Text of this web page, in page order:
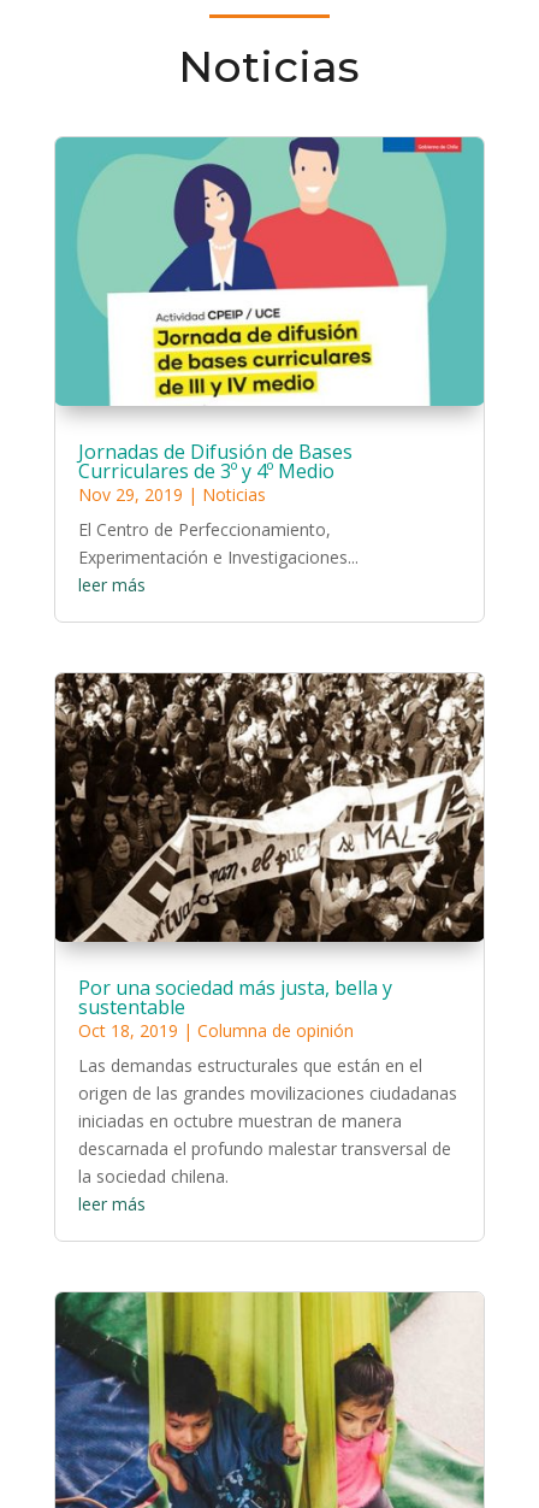
Noticias
Jornadas de Difusión de Bases
Curriculares de 3º y 4º Medio
Nov 29, 2019 | Noticias
El Centro de Perfeccionamiento,
Experimentación e Investigaciones...
leer más
Por una sociedad más justa, bella y
sustentable
Oct 18, 2019 | Columna de opinión
Las demandas estructurales que están en el
origen de las grandes movilizaciones ciudadanas
iniciadas en octubre muestran de manera
descarnada el profundo malestar transversal de
la sociedad chilena.
leer más